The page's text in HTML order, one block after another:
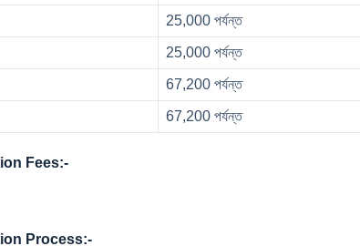
25,000 পর্যন্ত
25,000 পর্যন্ত
67,200 পর্যন্ত
67,200 পর্যন্ত
Fees:-
Process:-